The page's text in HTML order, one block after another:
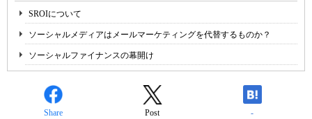
SROIについて
ソーシャルメディアはメールマーケティングを代替するものか？
ソーシャルファイナンスの幕開け
Share Post -